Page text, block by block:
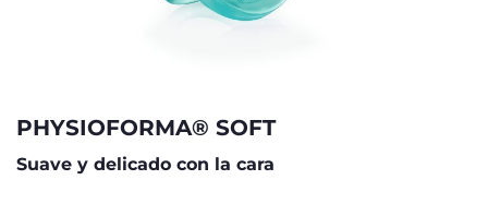
PHYSIOFORMA® SOFT
Suave y delicado con la cara